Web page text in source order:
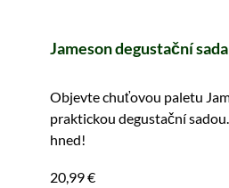
Jameson degustační
Objevte chuťovou paletu
praktickou degustační
hned!
20,99 €